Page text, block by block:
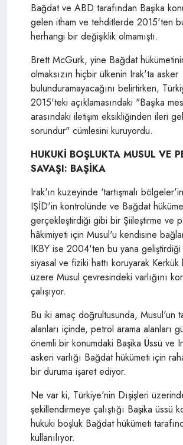
Bağdat ve ABD tarafından Başika
gelen itham ve tehditlerde 2015'ten
herhangi bir değişiklik olmamıştı.
Brett McGurk, yine Bağdat
olmaksızın hiçbir ülkenin Irak'ta asker
bulunduramayacağını belirtirken,
2015'teki açıklamasındaki "Başika
arasındaki iletişim eksikliğinden ileri
sorundur" cümlesini kuruyordu.
HUKUKİ BOŞLUKTA MUSUL VE
SAVAŞI: BAŞİKA
Irak'ın kuzeyinde ‘tartışmalı
IŞİD'in kontrolünde ve Bağdat
gerçekleştirdiği gibi bir Şiileştirme ve
hâkimiyeti için Musul'u kendisine
IKBY ise 2004'ten bu yana geliştirdiği
siyasal ve fiziki hattı koruyarak Kerkük
üzere Musul çevresindeki varlığını
çalışıyor.
Bu iki amaç doğrultusunda, Musul'un
alanları içinde, petrol arama alanları
önemli bir konumdaki Başika Üssü ve
askeri varlığı Bağdat hükümeti için
bir duruma işaret ediyor.
Ne var ki, Türkiye'nin Dışişleri
şekillendirmeye çalıştığı Başika üssü
hukuki boşluk Bağdat hükümeti
kullanılıyor.